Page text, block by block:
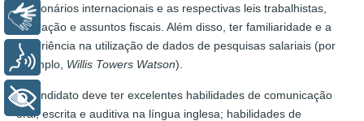
funcionários internacionais e as respectivas leis trabalhistas,
imigração e assuntos fiscais. Além disso, ter familiaridade e a
experiência na utilização de dados de pesquisas salariais (por
exemplo, Willis Towers Watson).
O candidato deve ter excelentes habilidades de comunicação
oral, escrita e auditiva na língua inglesa; habilidades de
Libras
Voz
+ Acessibilidade